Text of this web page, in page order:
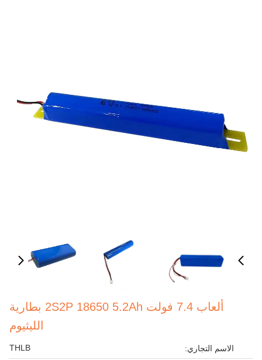
ألعاب 7.4 فولت 2S2P 18650 5.2Ah بطارية
الليثيوم
الاسم التجاري: THLB